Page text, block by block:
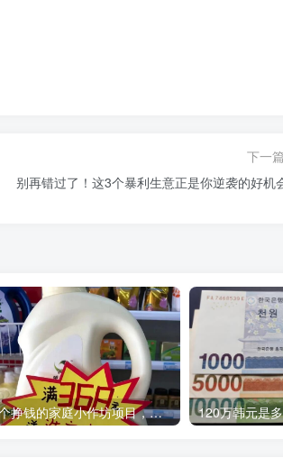
下一
别再错过了！这3个暴利生意正是你逆袭的好机
3个挣钱的家庭小作坊项目，万元左右就能启动，上手不难，赚钱容易